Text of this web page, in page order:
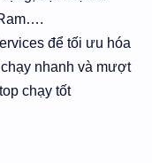
để tối ưu hóa
nhanh và mượt
chạy tốt